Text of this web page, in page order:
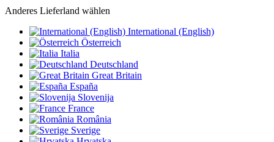
Anderes Lieferland wählen
International (English)
Österreich
Italia
Deutschland
Great Britain
España
Slovenija
France
România
Sverige